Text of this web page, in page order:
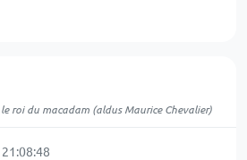
roi du macadam (aldus Maurice Chevalier)